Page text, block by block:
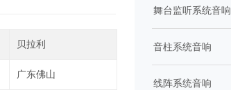
贝拉利
广东佛山
舞台监听系统音响
音柱系统音响
线阵系统音响